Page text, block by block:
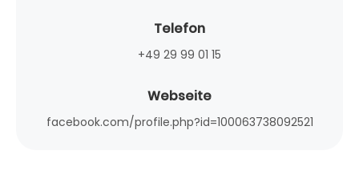
Telefon
+49 29 99 01 15
Webseite
facebook.com/profile.php?id=100063738092521